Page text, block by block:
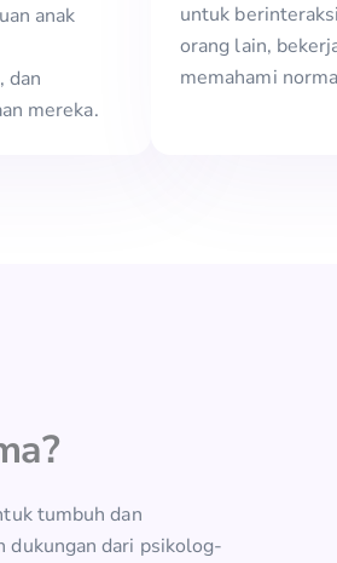
anak
dan
mereka.
untuk
orang lain,
memahami
tumbuh dan
dukungan dari psikolog-